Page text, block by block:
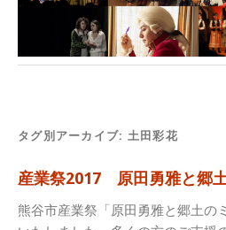
タグ別アーカイブ: 土田彩花
産業祭2017 原田勇雅と郷
熊谷市産業祭「原田勇雅と郷土の